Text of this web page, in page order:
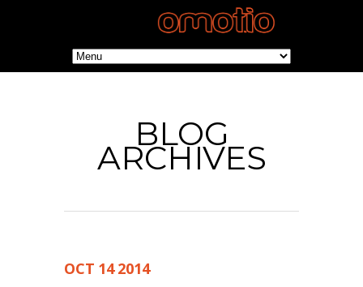
BLOG
ARCHIVES
OCT 14 2014